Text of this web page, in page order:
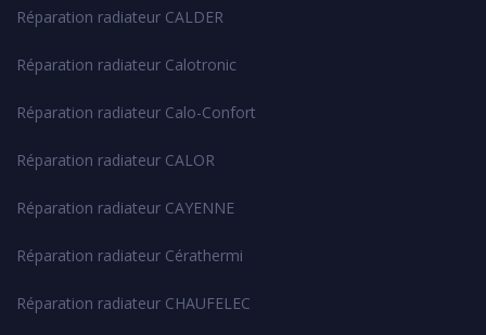
Réparation radiateur CALDER
Réparation radiateur Calotronic
Réparation radiateur Calo-Confort
Réparation radiateur CALOR
Réparation radiateur CAYENNE
Réparation radiateur Cérathermi
Réparation radiateur CHAUFELEC